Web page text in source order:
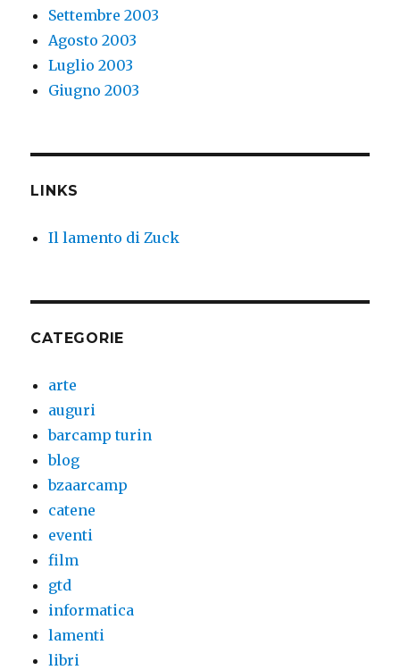
Settembre 2003
Agosto 2003
Luglio 2003
Giugno 2003
LINKS
Il lamento di Zuck
CATEGORIE
arte
auguri
barcamp turin
blog
bzaarcamp
catene
eventi
film
gtd
informatica
lamenti
libri